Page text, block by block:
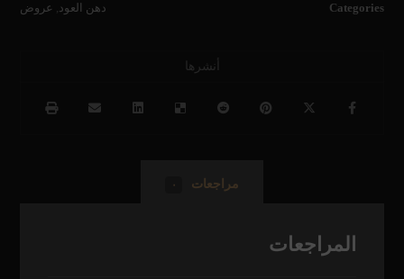
Categories دهن العود, عروض
مراجعات ٠
المراجعات